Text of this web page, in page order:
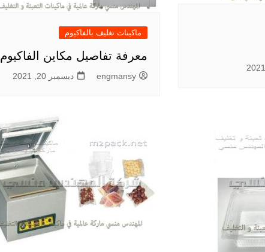
ماكينات تغليف بالفاكيوم
معرفة تفاصيل مكاين الفاكيوم
engmansy ديسمبر 20, 2021